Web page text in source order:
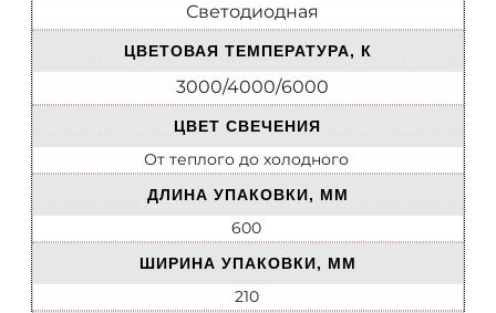
Светодиодная
ЦВЕТОВАЯ ТЕМПЕРАТУРА, К
3000/4000/6000
ЦВЕТ СВЕЧЕНИЯ
От теплого до холодного
ДЛИНА УПАКОВКИ, ММ
600
ШИРИНА УПАКОВКИ, ММ
210